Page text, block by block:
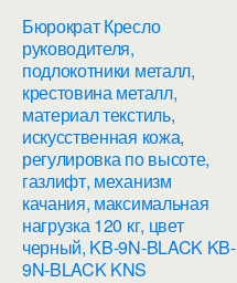
Бюрократ Кресло
руководителя,
подлокотники металл,
крестовина металл,
материал текстиль,
искусственная кожа,
регулировка по высоте,
газлифт, механизм
качания, максимальная
нагрузка 120 кг, цвет
черный, KB-9N-BLACK KB-
9N-BLACK KNS